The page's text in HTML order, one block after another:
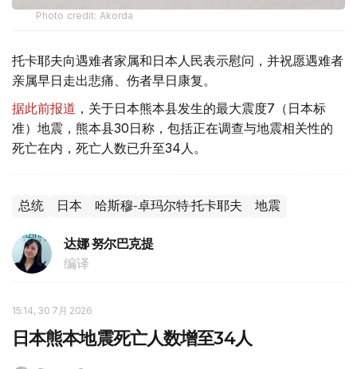
Photo credit: Akorda
托卡耶夫向遇难者家属和日本人民表示慰问，并祝愿遇难者
亲属早日走出悲痛、伤者早日康复。
据此前报道 ，关于日本熊本县发生的最大震度7（日本标
准）地震，熊本县30日称，包括正在调查与地震相关性的
死亡在内，死亡人数已升至34人。
总统 日本 哈斯穆-卓玛尔特·托卡耶夫 地震
达娜 努尔巴克提
编译
15:14, 30 7月 2026
日本熊本地震死亡人数增至34人